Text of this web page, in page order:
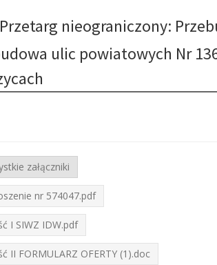
Przetarg nieograniczony:
ulic powiatowych Nr
załączniki
nr 574047.pdf
I SIWZ IDW.pdf
II FORMULARZ OFERTY (1).doc